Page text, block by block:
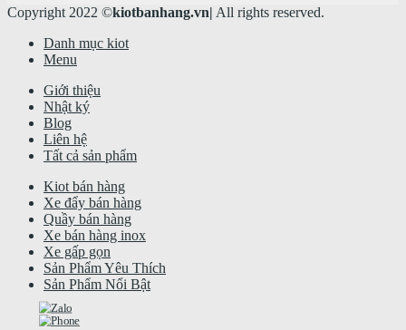
Copyright 2022 ©kiotbanhang.vn| All rights reserved.
Danh mục kiot
Menu
Giới thiệu
Nhật ký
Blog
Liên hệ
Tất cả sản phẩm
Kiot bán hàng
Xe đẩy bán hàng
Quầy bán hàng
Xe bán hàng inox
Xe gấp gọn
Sản Phẩm Yêu Thích
Sản Phẩm Nổi Bật